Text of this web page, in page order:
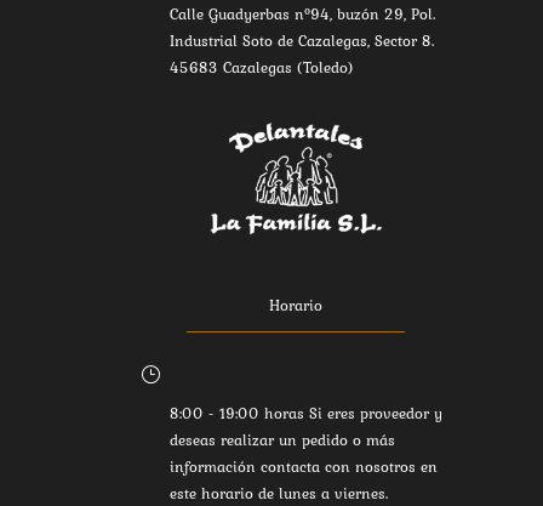
Calle Guadyerbas nº94, buzón 29, Pol.
Industrial Soto de Cazalegas, Sector 8.
45683 Cazalegas (Toledo)
Horario
}
8:00 - 19:00 horas Si eres proveedor y
deseas realizar un pedido o más
información contacta con nosotros en
este horario de lunes a viernes.